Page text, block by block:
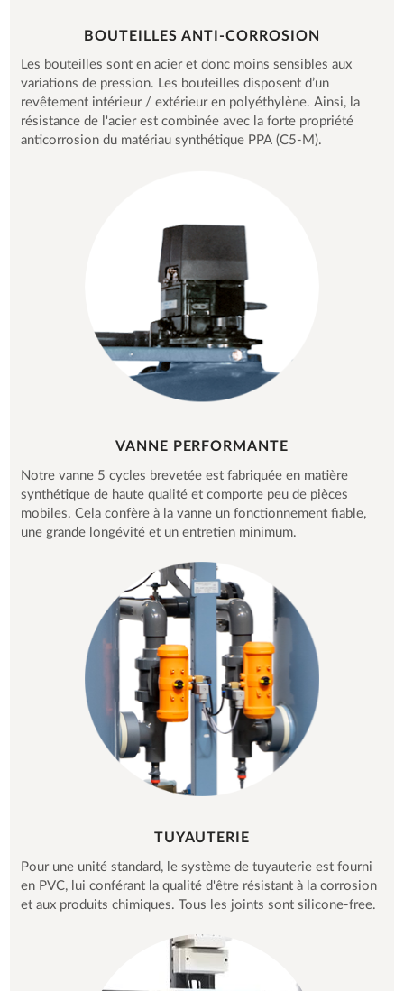
BOUTEILLES ANTI-CORROSION
Les bouteilles sont en acier et donc moins sensibles aux
variations de pression. Les bouteilles disposent d’un
revêtement intérieur / extérieur en polyéthylène. Ainsi, la
résistance de l'acier est combinée avec la forte propriété
anticorrosion du matériau synthétique PPA (C5-M).
VANNE PERFORMANTE
Notre vanne 5 cycles brevetée est fabriquée en matière
synthétique de haute qualité et comporte peu de pièces
mobiles. Cela confère à la vanne un fonctionnement fiable,
une grande longévité et un entretien minimum.
TUYAUTERIE
Pour une unité standard, le système de tuyauterie est fourni
en PVC, lui conférant la qualité d'être résistant à la corrosion
et aux produits chimiques. Tous les joints sont silicone-free.